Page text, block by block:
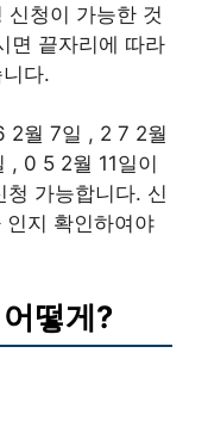
신청이 가능한 것
면 끝자리에 따라
다.
2월 7일 , 2 7 2월
0 5 2월 11일이
가능합니다. 신
인지 확인하여야
떻게?